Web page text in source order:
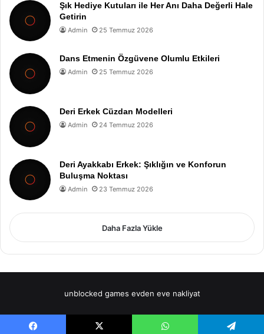
Şık Hediye Kutuları ile Her Anı Daha Değerli Hale
Getirin
Admin 25 Temmuz 2026
Dans Etmenin Özgüvene Olumlu Etkileri
Admin 25 Temmuz 2026
Deri Erkek Cüzdan Modelleri
Admin 24 Temmuz 2026
Deri Ayakkabı Erkek: Şıklığın ve Konforun
Buluşma Noktası
Admin 23 Temmuz 2026
Daha Fazla Yükle
unblocked games evden eve nakliyat